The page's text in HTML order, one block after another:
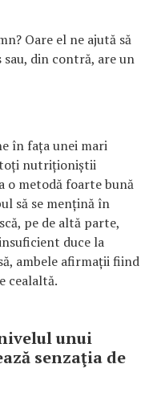
Oare el ne ajută să
din contră, are un
în fața unei mari
toți nutriționiștii
o metodă foarte bună
să se mențină în
pe de altă parte,
duce la
ambele afirmații fiind
cealaltă.
unui
senzaţia de